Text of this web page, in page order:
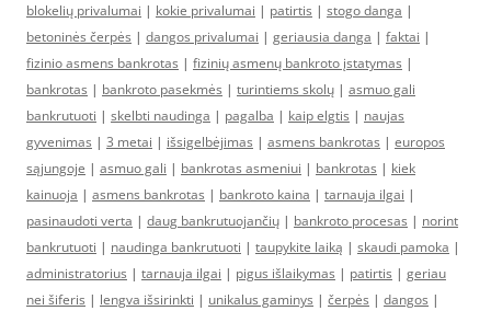
blokelių privalumai | kokie privalumai | patirtis | stogo danga |
betoninės čerpės | dangos privalumai | geriausia danga | faktai |
fizinio asmens bankrotas | fizinių asmenų bankroto įstatymas |
bankrotas | bankroto pasekmės | turintiems skolų | asmuo gali
bankrutuoti | skelbti naudinga | pagalba | kaip elgtis | naujas
gyvenimas | 3 metai | išsigelbėjimas | asmens bankrotas | europos
sąjungoje | asmuo gali | bankrotas asmeniui | bankrotas | kiek
kainuoja | asmens bankrotas | bankroto kaina | tarnauja ilgai |
pasinaudoti verta | daug bankrutuojančių | bankroto procesas | norint
bankrutuoti | naudinga bankrutuoti | taupykite laiką | skaudi pamoka |
administratorius | tarnauja ilgai | pigus išlaikymas | patirtis | geriau
nei šiferis | lengva išsirinkti | unikalus gaminys | čerpės | dangos |